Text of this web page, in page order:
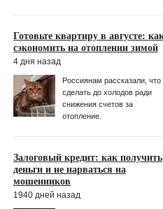
Готовьте квартиру в августе:
сэкономить на отоплении зимой
4 дня назад
Россиянам рассказали, что
сделать до холодов ради
снижения счетов за
отопление.
Залоговый кредит: как получить
деньги и не нарваться на
мошенников
1940 дней назад